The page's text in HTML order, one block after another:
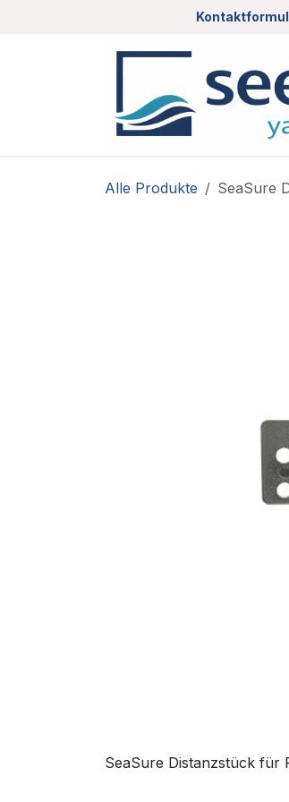
Alle Produkte SeaSure
SeaSure Distanzstück für